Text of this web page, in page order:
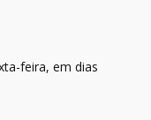
feira, em dias